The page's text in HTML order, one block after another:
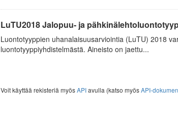
LuTU2018 Jalopuu- ja
Luontotyyppien uhanalaisuusarviointia (LuTU) 2018
luontotyyppiyhdistelmästä. Aineisto on jaettu...
Voit käyttää rekisteriä myösAPIavulla (katso myösAPI-